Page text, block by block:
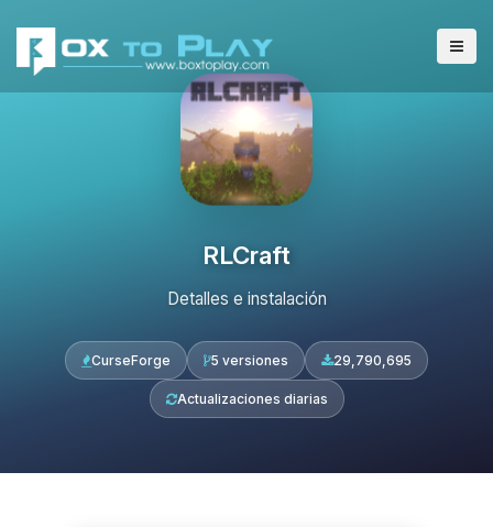
RLCraft
Detalles e instalación
CurseForge 5 versiones 29,790,695
Actualizaciones diarias